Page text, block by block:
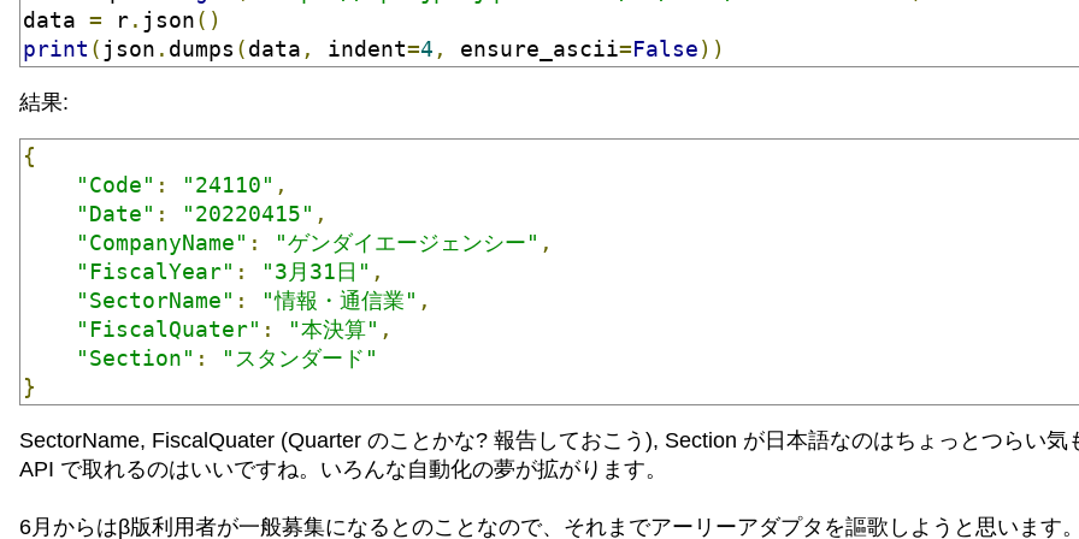
data = r . json ()
print ( json . dumps ( data , indent=4 , ensure_ascii=False ))
結果:
{
"Code" : "24110" ,
"Date" : "20220415" ,
"CompanyName" : "ゲンダイエージェンシー" ,
"FiscalYear" : "3月31日" ,
"SectorName" : "情報・通信業" ,
"FiscalQuater" : "本決算" ,
"Section" :
"スタンダード"
}
SectorName, FiscalQuater (Quarter のことかな? 報告しておこう), Section が日本語なのはちょっとつらい気
API で取れるのはいいですね。いろんな自動化の夢が拡がります。
6月からはβ版利用者が一般募集になるとのことなので、それまでアーリーアダプタを謳歌しようと思います